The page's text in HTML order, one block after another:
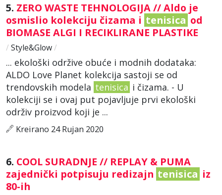
5. ZERO WASTE TEHNOLOGIJA // Aldo je
osmislio kolekciju čizama i tenisica od
BIOMASE ALGI I RECIKLIRANE PLASTIKE
/ Style&Glow/
... ekološki održive obuće i modnih dodataka:
ALDO Love Planet kolekcija sastoji se od
trendovskih modela tenisica i čizama. - U
kolekciji se i ovaj put pojavljuje prvi ekološki
održiv proizvod koji je ...
Kreirano 24 Rujan 2020
6. COOL SURADNJE // REPLAY & PUMA
zajednički potpisuju redizajn tenisica iz
80-ih